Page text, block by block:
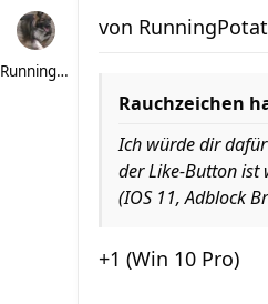
RunningPotatoe
von
Rauchzeichen
Ich würde dir
der Like-Button ist
(IOS 11, Adblock
+1 (Win 10 Pro)